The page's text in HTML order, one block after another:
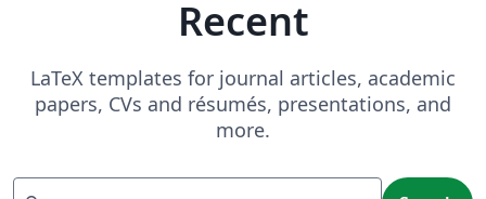
Recent
LaTeX templates for journal articles, academic
papers, CVs and résumés, presentations, and
more.